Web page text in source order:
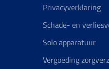
Privacyverklaring
Schade- en
Solo apparatuur
Vergoeding